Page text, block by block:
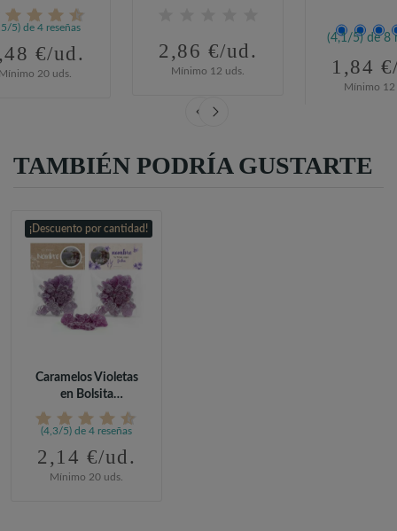
Comunión
5) de 4 reseñas
€/ud.
20 uds.
2,86 €/ud.
Mínimo 12 uds.
(4,1/5) de 8
1,84
Mínimo 12
TAMBIÉN PODRÍA GUSTARTE
¡Descuento por cantidad!
Caramelos Violetas
en Bolsita
Personalizada...
(4,3/5) de 4 reseñas
2,14 €/ud.
Mínimo 20 uds.